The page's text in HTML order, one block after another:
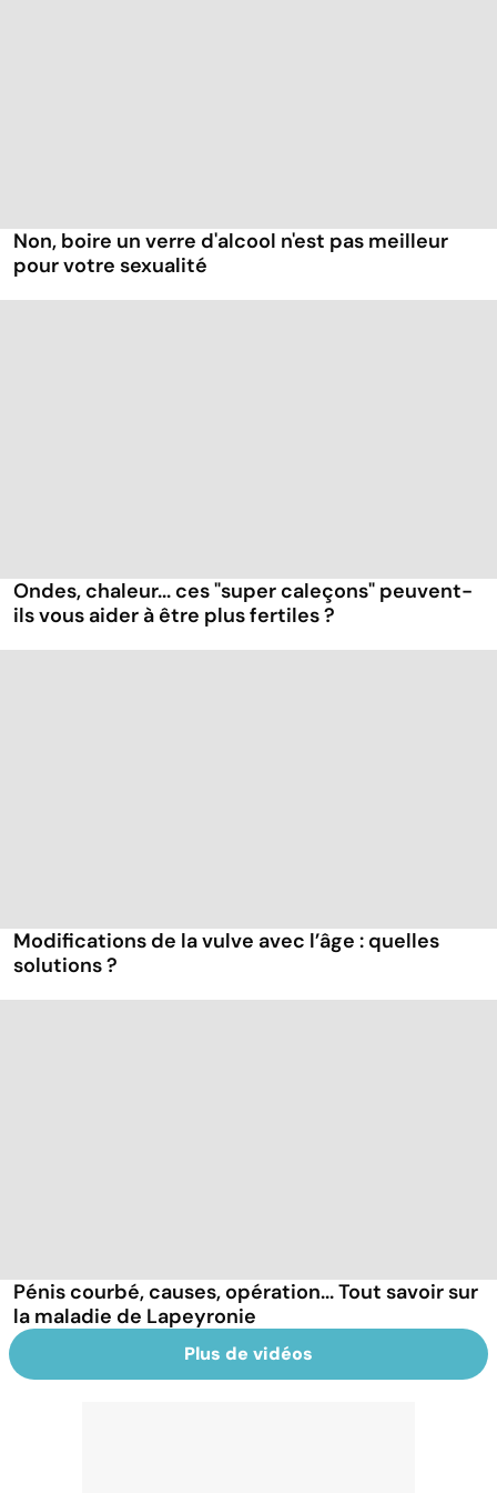
Non, boire un verre d'alcool n'est pas meilleur
pour votre sexualité
Ondes, chaleur... ces "super caleçons" peuvent-
ils vous aider à être plus fertiles ?
Modifications de la vulve avec l’âge : quelles
solutions ?
Pénis courbé, causes, opération... Tout savoir sur
la maladie de Lapeyronie
Plus de vidéos